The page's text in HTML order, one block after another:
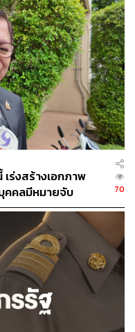
88
ศรีสกุล
ต่างประเทศ สำนักข่าว THE
ร่งสร้างเอกภาพ
คคลมีหมายจับ
70